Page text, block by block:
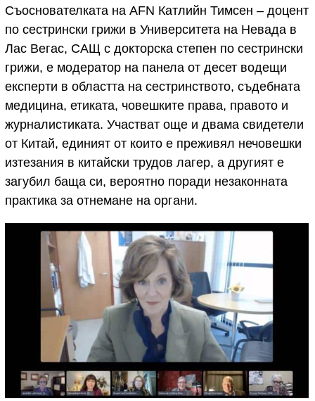
Съоснователката на AFN Катлийн Тимсен – доцент
по сестрински грижи в Университета на Невада в
Лас Вегас, САЩ с докторска степен по сестрински
грижи, е модератор на панела от десет водещи
експерти в областта на сестринството, съдебната
медицина, етиката, човешките права, правото и
журналистиката. Участват още и двама свидетели
от Китай, единият от които е преживял нечовешки
изтезания в китайски трудов лагер, а другият е
загубил баща си, вероятно поради незаконната
практика за отнемане на органи.